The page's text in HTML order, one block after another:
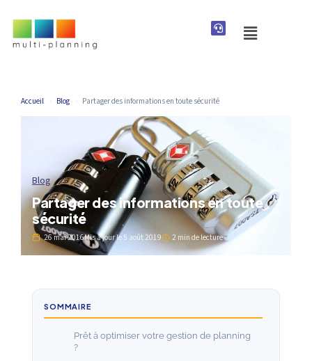
Accueil Blog Partager des informations en toute sécurité
Blog
Partager des informations en toute
sécurité
26 mai 2016Mis à jour le5 août 2019 2 min de lecture
SOMMAIRE
Prêt à optimiser votre gestion de planning
?